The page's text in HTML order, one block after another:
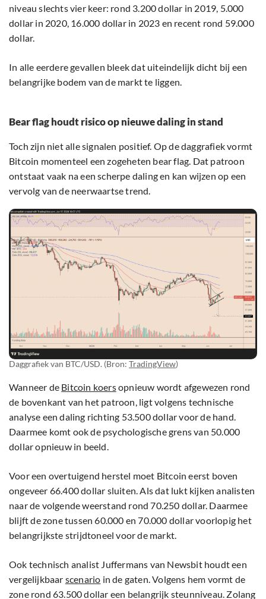
niveau slechts vier keer: rond 3.200 dollar in 2019, 5.000
dollar in 2020, 16.000 dollar in 2023 en recent rond 59.000
dollar.
In alle eerdere gevallen bleek dat uiteindelijk dicht bij een
belangrijke bodem van de markt te liggen.
Bear flag houdt risico op nieuwe daling in stand
Toch zijn niet alle signalen positief. Op de daggrafiek vormt
Bitcoin momenteel een zogeheten bear flag. Dat patroon
ontstaat vaak na een scherpe daling en kan wijzen op een
vervolg van de neerwaartse trend.
Daggrafiek van BTC/USD. (Bron: TradingView)
Wanneer de Bitcoin koersopnieuw wordt afgewezen rond
de bovenkant van het patroon, ligt volgens technische
analyse een daling richting 53.500 dollar voor de hand.
Daarmee komt ook de psychologische grens van 50.000
dollar opnieuw in beeld.
Voor een overtuigend herstel moet Bitcoin eerst boven
ongeveer 66.400 dollar sluiten. Als dat lukt kijken analisten
naar de volgende weerstand rond 70.250 dollar. Daarmee
blijft de zone tussen 60.000 en 70.000 dollar voorlopig het
belangrijkste strijdtoneel voor de markt.
Ook technisch analist Juffermans van Newsbit houdt een
vergelijkbaar scenario in de gaten. Volgens hem vormt de
zone rond 63.500 dollar een belangrijk steunniveau. Zolang